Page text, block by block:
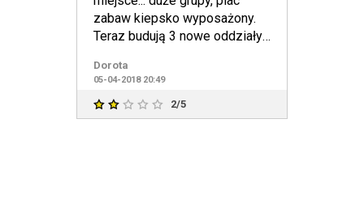
zabaw kiepsko wyposażony.
Teraz budują 3 nowe oddziały i
Dorota
05-04-2018 20:49
2/5